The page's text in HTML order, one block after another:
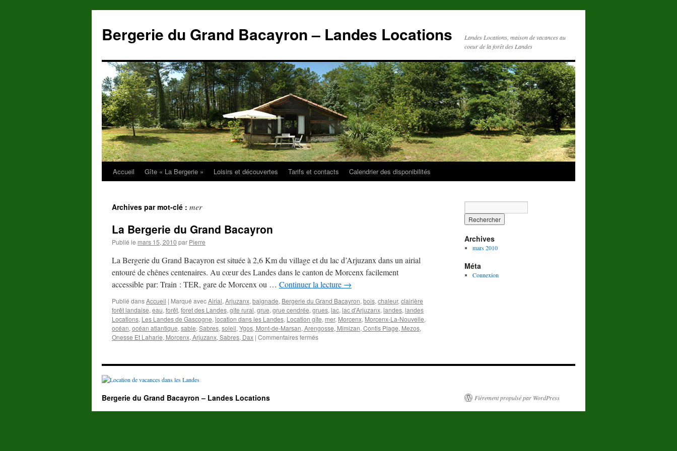
contenu
Bergerie du Grand Bacayron – Landes Locations
Landes Locations, maison de vacances au
coeur de la forêt des Landes
Accueil Gîte « La Bergerie » Loisirs et découvertes Tarifs et contacts Calendrier des disponibilités
Archives par mot-clé : mer
La Bergerie du Grand Bacayron
Publié le mars 15, 2010 par Pierre
La Bergerie du Grand Bacayron est située à 2,6 Km du village et du lac d’Arjuzanx dans un airial
entouré de chênes centenaires. Au cœur des Landes dans le canton de Morcenx facilement
accessible par: Train : TER, gare de Morcenx ou … Continuer la lecture →
Publié dansAccueil | Marqué avecAirial, Arjuzanx, baignade, Bergerie du Grand Bacayron, bois, chaleur, clairière
forêt landaise, eau, forêt, foret des Landes, gîte rural, grue, grue cendrée, grues, lac, lac d'Arjuzanx, landes, landes
Locations, Les Landes de Gascogne, location dans les Landes, Location gîte, mer, Morcenx, Morcenx-La-Nouvelle,
océan, océan atlantique, sable, Sabres, soleil, Ygos, Mont-de-Marsan, Arengosse, Mimizan, Contis Plage, Mezos,
Onesse Et Laharie, Morcenx, Arjuzanx, Sabres, Dax | Commentaires ferméssur
du
Archives
mars 2010
Méta
Connexion
Bergerie du Grand Bacayron – Landes Locations Fièrement propulsé par WordPress